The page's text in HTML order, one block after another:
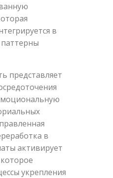
в
представляет
в
активирует
укрепления